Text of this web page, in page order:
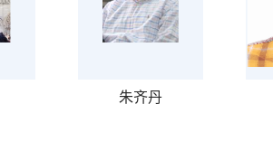
朱齐丹